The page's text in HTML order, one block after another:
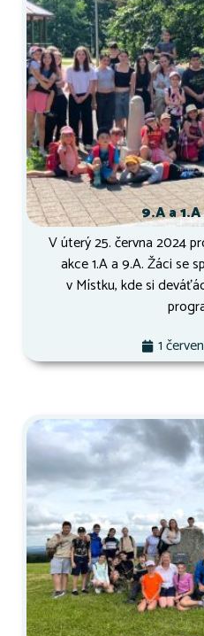
9.A a
V úterý 25. června 2024
akce 1.A a 9.A. Žáci se
v Místku, kde si
1